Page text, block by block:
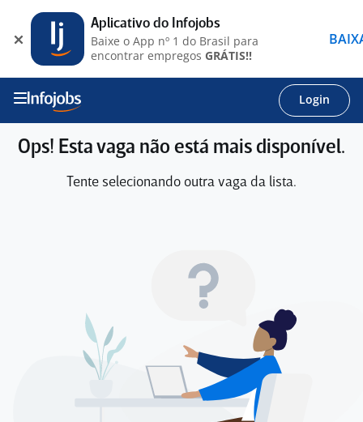
Login
Ops! Esta vaga não está mais disponível.
Tente selecionando outra vaga da lista.
Aplicativo do Infojobs
Baixe o App nº 1 do Brasil para
encontrar empregos GRÁTIS!!